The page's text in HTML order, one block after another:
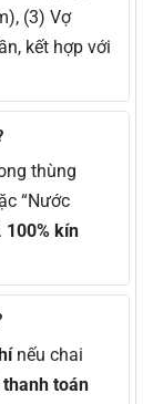
(3) Vợ
kết hợp với
thùng
“Nước
100% kín
nếu chai
toán